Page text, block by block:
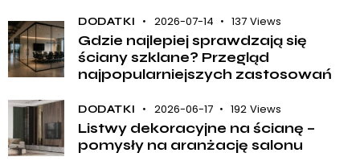
DODATKI 2026-07-14 137 Views
Gdzie najlepiej sprawdzają się
ściany szklane? Przegląd
najpopularniejszych zastosowań
DODATKI 2026-06-17 192 Views
Listwy dekoracyjne na ścianę –
pomysły na aranżację salonu